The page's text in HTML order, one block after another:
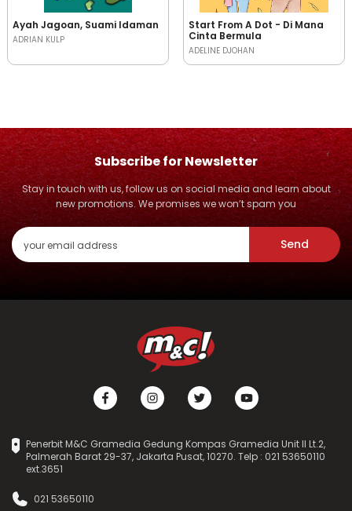
Ayah Jagoan, Suami Idaman
ADRIAN KULP
Start From A Dot - Di Mana
Cinta Bermula
ADELINE DJOHAN
Subscribe for Newsletter
Stay in touch with us, follow us on social media and learn about
new promotions. We promises we won’t spam you
Send
Penerbit M&C Gramedia Gedung Kompas Gramedia Unit II Lt.2,
Palmerah Barat 29-37, Jakarta Pusat, 10270. Telp : 021 53650110
ext.3651
021 53650110